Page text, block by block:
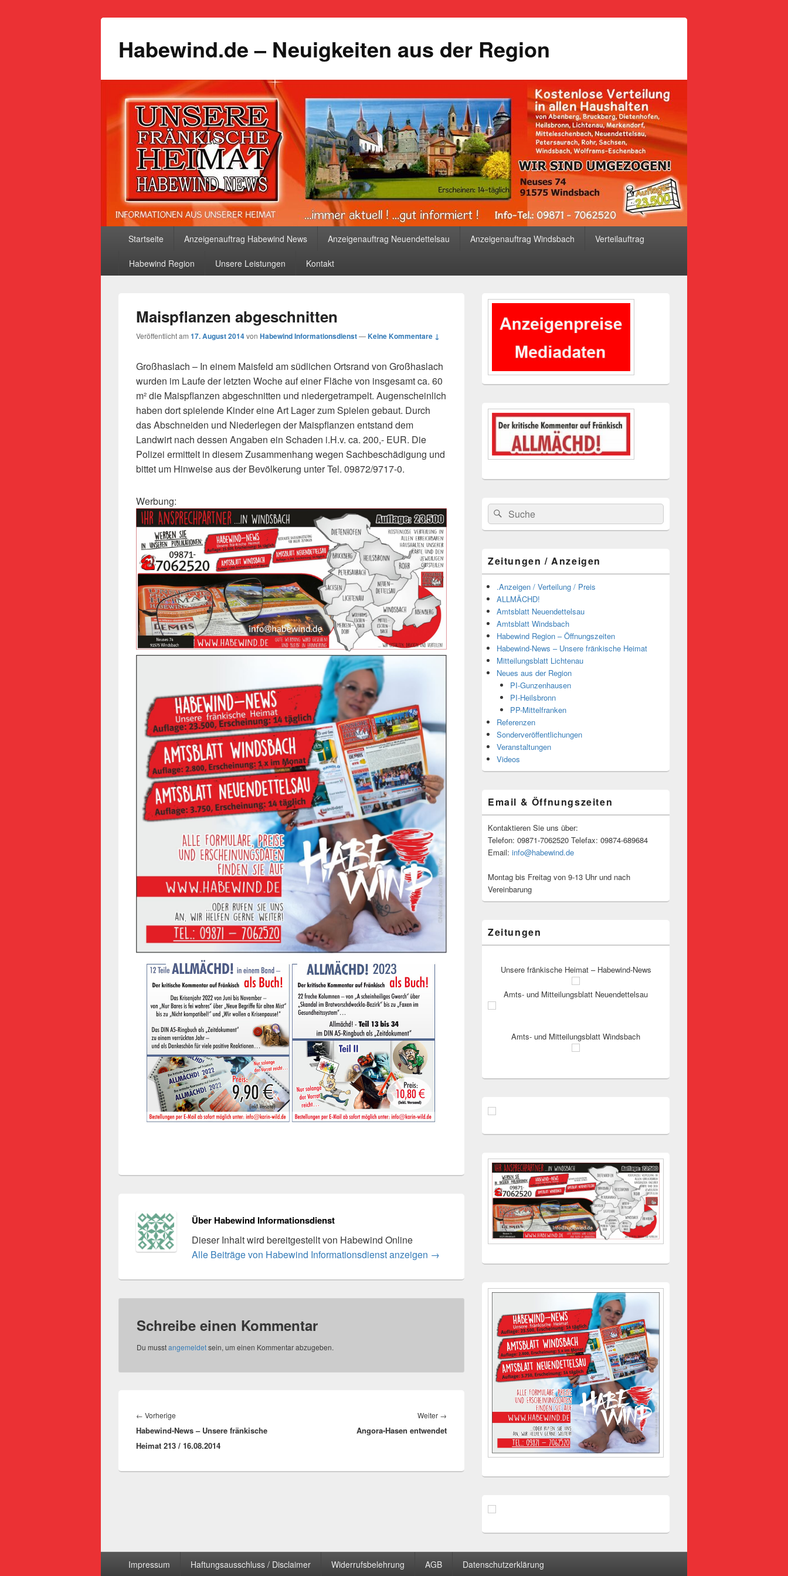
Habewind.de – Neuigkeiten aus der Region
Startseite Anzeigenauftrag Habewind News Anzeigenauftrag Neuendettelsau Anzeigenauftrag Windsbach Verteilauftrag
Habewind Region Unsere Leistungen Kontakt
Maispflanzen abgeschnitten
Veröffentlicht am 17. August 2014von Habewind Informationsdienst—Keine Kommentare ↓
Großhaslach – In einem Maisfeld am südlichen Ortsrand von Großhaslach
wurden im Laufe der letzten Woche auf einer Fläche von insgesamt ca. 60
m² die Maispflanzen abgeschnitten und niedergetrampelt. Augenscheinlich
haben dort spielende Kinder eine Art Lager zum Spielen gebaut. Durch
das Abschneiden und Niederlegen der Maispflanzen entstand dem
Landwirt nach dessen Angaben ein Schaden i.H.v. ca. 200,- EUR. Die
Polizei ermittelt in diesem Zusammenhang wegen Sachbeschädigung und
bittet um Hinweise aus der Bevölkerung unter Tel. 09872/9717-0.
Werbung:
Über Habewind Informationsdienst
Dieser Inhalt wird bereitgestellt von Habewind Online
Alle Beiträge von Habewind Informationsdienst anzeigen →
Schreibe einen Kommentar
Du musstangemeldetsein, um einen Kommentar abzugeben.
← Vorherige
Beitrag:
Habewind-News – Unsere fränkische
Heimat 213 / 16.08.2014
Weiter →
Beitrag:
Angora-Hasen entwendet
Primärer
Widgetbereich
Suchen
nach:
Suchen
Zeitungen / Anzeigen
.Anzeigen / Verteilung / Preis
ALLMÄCHD!
Amtsblatt Neuendettelsau
Amtsblatt Windsbach
Habewind Region – Öffnungszeiten
Habewind-News – Unsere fränkische Heimat
Mitteilungsblatt Lichtenau
Neues aus der Region
PI-Gunzenhausen
PI-Heilsbronn
PP-Mittelfranken
Referenzen
Sonderveröffentlichungen
Veranstaltungen
Videos
Email & Öffnungszeiten
Kontaktieren Sie uns über:
Telefon: 09871-7062520 Telefax: 09874-689684
Email: info@habewind.de
Montag bis Freitag von 9-13 Uhr und nach
Vereinbarung
Zeitungen
Unsere fränkische Heimat – Habewind-News
Amts- und Mitteilungsblatt Neuendettelsau
Amts- und Mitteilungsblatt Windsbach
Impressum Haftungsausschluss / Disclaimer Widerrufsbelehrung AGB Datenschutzerklärung